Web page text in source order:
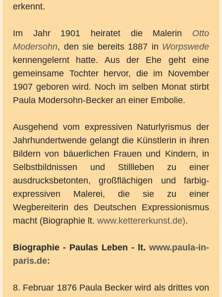
erkennt.
Im Jahr 1901 heiratet die Malerin Otto
Modersohn, den sie bereits 1887 in Worpswede
kennengelernt hatte. Aus der Ehe geht eine
gemeinsame Tochter hervor, die im November
1907 geboren wird. Noch im selben Monat stirbt
Paula Modersohn-Becker an einer Embolie.
Ausgehend vom expressiven Naturlyrismus der
Jahrhundertwende gelangt die Künstlerin in ihren
Bildern von bäuerlichen Frauen und Kindern, in
Selbstbildnissen und Stillleben zu einer
ausdrucksbetonten, großflächigen und farbig-
expressiven Malerei, die sie zu einer
Wegbereiterin des Deutschen Expressionismus
macht (Biographie lt. www.kettererkunst.de).
Biographie - Paulas Leben - lt. www.paula-in-
paris.de:
8. Februar 1876 Paula Becker wird als drittes von